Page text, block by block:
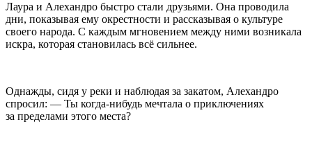
Лаура и Алехандро быстро стали друзьями. Она проводила
дни, показывая ему окрестности и рассказывая о культуре
своего народа. С каждым мгновением между ними возникала
искра, которая становилась всё сильнее.
Однажды, сидя у реки и наблюдая за закатом, Алехандро
спросил: — Ты когда-нибудь мечтала о приключениях
за пределами этого места?